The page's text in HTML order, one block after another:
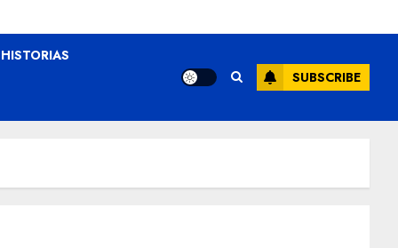
HISTORIAS
SUBSCRIBE